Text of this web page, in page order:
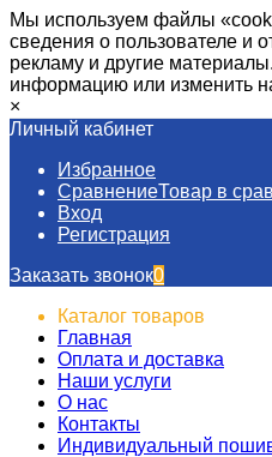
Мы используем файлы
сведения о пользователе и
рекламу и другие
информацию или изменить
×
Личный кабинет
Избранное
СравнениеТовар в
Вход
Регистрация
Заказать звонок0
Каталог товаров
Главная
Оплата и доставка
Наши услуги​
О нас
Контакты
Индивидуальный